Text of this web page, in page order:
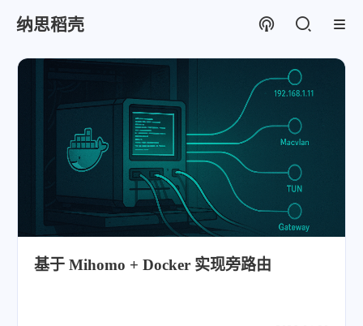
纳思稻壳
基于 Mihomo + Docker 实现旁路由